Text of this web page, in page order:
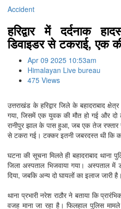
Accident
हरिद्वार में दर्दनाक
डिवाइडर से टकराई, एक
Apr 09 2025 10:53am
Himalayan Live bureau
475 Views
उत्तराखंड के हरिद्वार जिले के बहादराबाद
गया, जिसमें एक युवक की मौत हो गई और दो
रानीपुर झाल के पास हुआ, जब एक तेज रफ्तार
से टकरा गई। टक्कर इतनी जबरदस्त थी कि
घटना की सूचना मिलते ही बहादराबाद
जिला अस्पताल भिजवाया गया। अस्पताल
दिया, जबकि अन्य दो घायलों का इलाज जारी है।
थाना प्रभारी नरेश राठौर ने बताया कि
वजह माना जा रहा है। फिलहाल पुलिस